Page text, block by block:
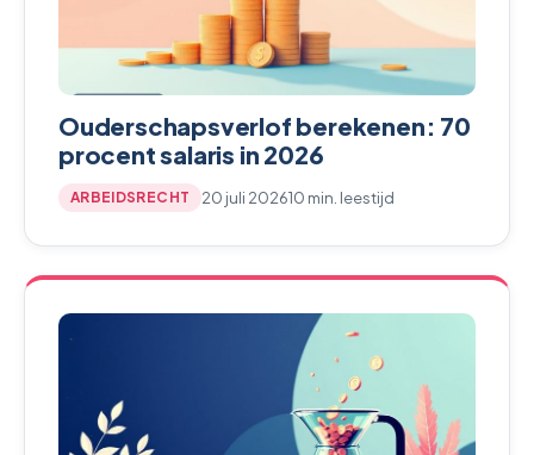
Ouderschapsverlof berekenen: 70
procent salaris in 2026
ARBEIDSRECHT 20 juli 202610 min. leestijd